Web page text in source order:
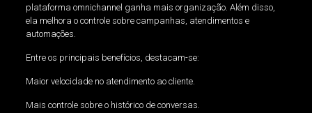
plataforma omnichannel ganha mais organização. Além disso,
ela melhora o controle sobre campanhas, atendimentos e
automações.
Entre os principais benefícios, destacam-se:
Maior velocidade no atendimento ao cliente.
Mais controle sobre o histórico de conversas.